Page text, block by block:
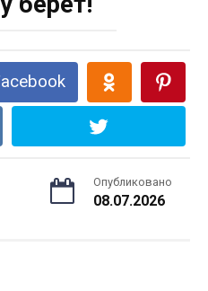
Опубликовано
08.07.2026